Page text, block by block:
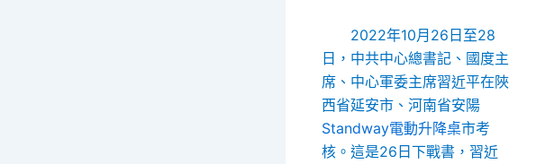
2022年10月26日至28
日，中共中心總書記、國度主
席、中心軍委主席習近平在陜
西省延安市、河南省安陽
Standway電動升降桌市考
核。這是26日下戰書，習近